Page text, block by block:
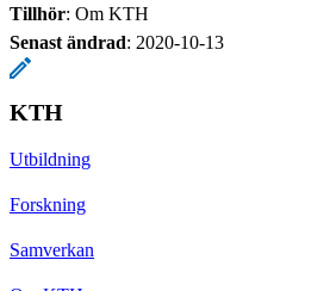
Tillhör: Om KTH
Senast ändrad: 2020-10-13
KTH
Utbildning
Forskning
Samverkan